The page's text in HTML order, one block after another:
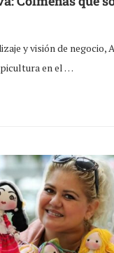
y visión de negocio,
en el …